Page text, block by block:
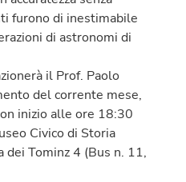
furono di inestimabile
di astronomi di
il Prof. Paolo
del corrente mese,
inizio alle ore 18:30
Civico di Storia
Tominz 4 (Bus n. 11,